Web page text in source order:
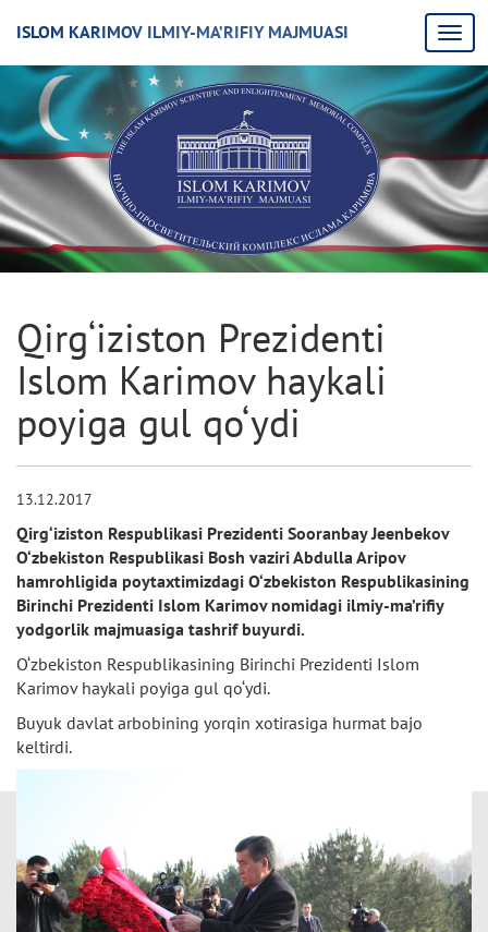
ISLOM KARIMOV ILMIY-MA’RIFIY MAJMUASI
Qirg‘iziston Prezidenti
Islom Karimov haykali
poyiga gul qo‘ydi
13.12.2017
Qirg‘iziston Respublikasi Prezidenti Sooranbay Jeenbekov
O‘zbekiston Respublikasi Bosh vaziri Abdulla Aripov
hamrohligida poytaxtimizdagi O‘zbekiston Respublikasining
Birinchi Prezidenti Islom Karimov nomidagi ilmiy-ma’rifiy
yodgorlik majmuasiga tashrif buyurdi.
O‘zbekiston Respublikasining Birinchi Prezidenti Islom
Karimov haykali poyiga gul qo‘ydi.
Buyuk davlat arbobining yorqin xotirasiga hurmat bajo
keltirdi.